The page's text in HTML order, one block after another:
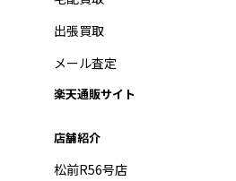
出張買取
メール査定
楽天通販サイト
店舗紹介
松前R56号店